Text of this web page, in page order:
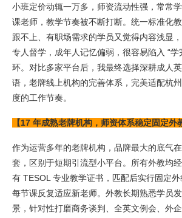
小班定价动辄一万多，师资流动性强，常常
课老师，教学节奏被不断打断。统一标准化
跟不上、有职场需求的学员又觉得内容浅显
专人督学，成年人记忆偏弱，很容易陷入 “学
环。对比多家平台后，我最终选择深耕成人
语，老牌线上机构的完善体系，完美适配杭
度的工作节奏。
【17 年成熟老牌机构，师资体系稳定固定外
作为运营多年的老牌机构，品牌最大的底气
套，区别于短期引流型小平台。所有外教均
有 TESOL 专业教学证书，匹配后实行固定
每节课反复适应新老师。外教长期熟悉学员
景，针对性打磨商务谈判、全英文例会、外